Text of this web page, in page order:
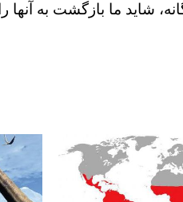
شاید ما بازگشت به آنها